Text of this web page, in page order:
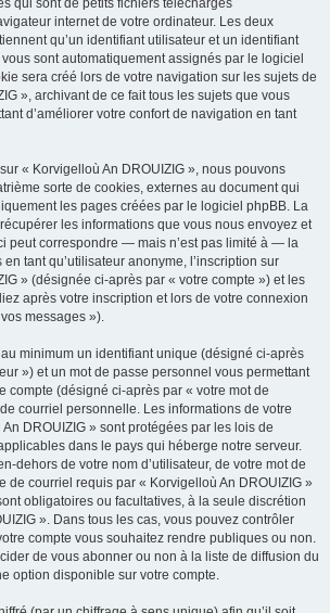
qui sont de petits fichiers téléchargés
internet de votre ordinateur. Les deux
qu’un identifiant utilisateur et un identifiant
sont automatiquement assignés par le logiciel
sera créé lors de votre navigation sur les sujets de
», archivant de ce fait tous les sujets que vous
d’améliorer votre confort de navigation en tant
« Korvigelloù An DROUIZIG », nous pouvons
sorte de cookies, externes au document qui
les pages créées par le logiciel phpBB. La
les informations que vous nous envoyez et
peut correspondre — mais n’est pas limité à — la
tant qu’utilisateur anonyme, l’inscription sur
» (désignée ci-après par « votre compte ») et les
après votre inscription et lors de votre connexion
messages »).
minimum un identifiant unique (désigné ci-après
») et un mot de passe personnel vous permettant
compte (désigné ci-après par « votre mot de
courriel personnelle. Les informations de votre
DROUIZIG » sont protégées par les lois de
dans le pays qui héberge notre serveur.
dehors de votre nom d’utilisateur, de votre mot de
de courriel requis par « Korvigelloù An DROUIZIG »
obligatoires ou facultatives, à la seule discrétion
». Dans tous les cas, vous pouvez contrôler
compte vous souhaitez rendre publiques ou non.
de vous abonner ou non à la liste de diffusion du
option disponible sur votre compte.